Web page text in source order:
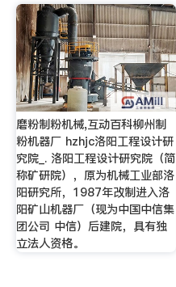
磨粉制粉机械,互动百科柳州制
粉机器厂 hzhjc洛阳工程设计研
究院_. 洛阳工程设计研究院（简
称矿研院），原为机械工业部洛
阳研究所，1987年改制进入洛
阳矿山机器厂（现为中国中信集
团公司 中信）后建院，具有独
立法人资格。